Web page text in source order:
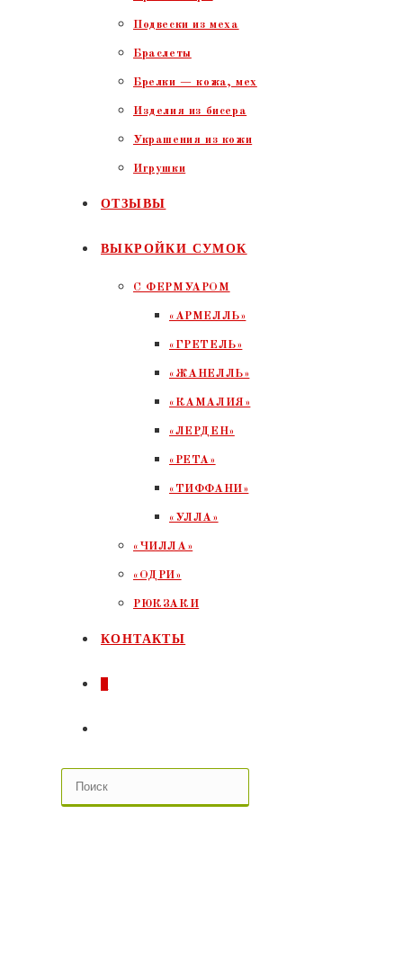
Подвески из меха
Браслеты
Брелки — кожа, мех
Изделия из бисера
Украшения из кожи
Игрушки
ОТЗЫВЫ
ВЫКРОЙКИ СУМОК
С ФЕРМУАРОМ
«АРМЕЛЛЬ»
«ГРЕТЕЛЬ»
«ЖАНЕЛЛЬ»
«КАМАЛИЯ»
«ЛЕРДЕН»
«РЕТА»
«ТИФФАНИ»
«УЛЛА»
«ЧИЛЛА»
«ОДРИ»
РЮКЗАКИ
КОНТАКТЫ
ПОИСК